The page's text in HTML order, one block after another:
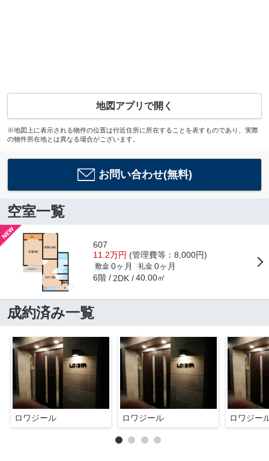
地図アプリで開く
※地図上に表示される物件の位置は付近住所に所在することを表すものであり、実際
の物件所在地とは異なる場合がございます。
お問い合わせ(無料)
空室一覧
607
11.2万円 (管理費等：8,000円)
敷金 0ヶ月 礼金 0ヶ月
6階 2DK 40.00㎡
成約済み一覧
ロワジール ロワジール ロワジー